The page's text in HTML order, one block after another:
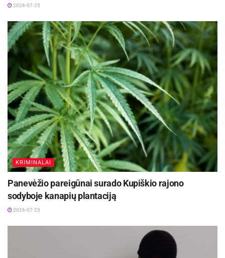
pasaulio čempionato finalus Kaune
2026-07-28
Pareigūnai ragina visus eismo dalyvius laikytis
Kelių eismo taisyklių, būti drausmingiems bei
linki saugaus kelio! Tik kartu rūpindamiesi savo ir
kitų saugumu laimingai pasieksime kiekvienos
kelionės tikslą.
Šaltinis: Kauno apskr. VPK
2026-07-25
KRIMINALAI
Panevėžio pareigūnai surado Kupiškio rajono
sodyboje kanapių plantaciją
2026-07-23